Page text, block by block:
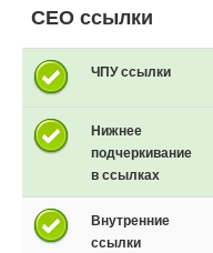
СЕО ссылки
ЧПУ ссылки
Нижнее
подчеркивание
в ссылках
Внутренние
ссылки